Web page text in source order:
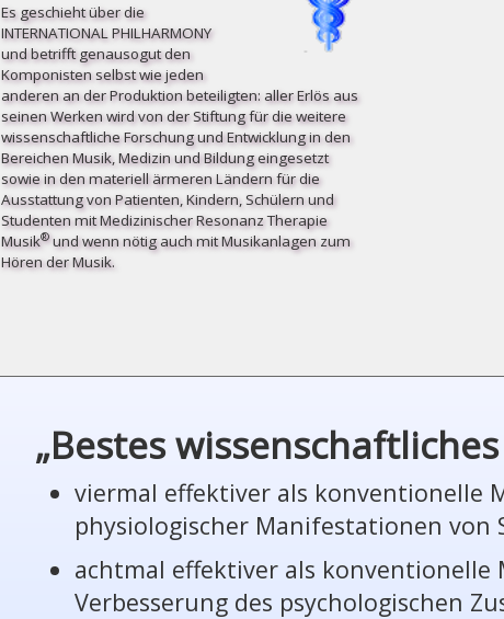
Es geschieht über die
INTERNATIONAL PHILHARMONY
und betrifft ge­nau­so­gut den
Komponisten selbst wie jeden
anderen an der Produktion beteiligten: aller Erlös aus
seinen Werken wird von der Stiftung für die weitere
wissenschaftliche Forschung und Entwicklung in den
Bereichen Musik, Medizin und Bildung eingesetzt
sowie in den materiell ärmeren Ländern für die
Ausstattung von Patienten, Kindern, Schülern und
Studenten mit Medizinischer Resonanz Therapie
Musik®und wenn nötig auch mit Musikanlagen zum
Hören der Musik.
„Bestes
viermal effektiver als konventionelle
phy­sio­lo­gi­scher Manifestationen von
achtmal effektiver als konventionelle
Verbesserung des psychologischen